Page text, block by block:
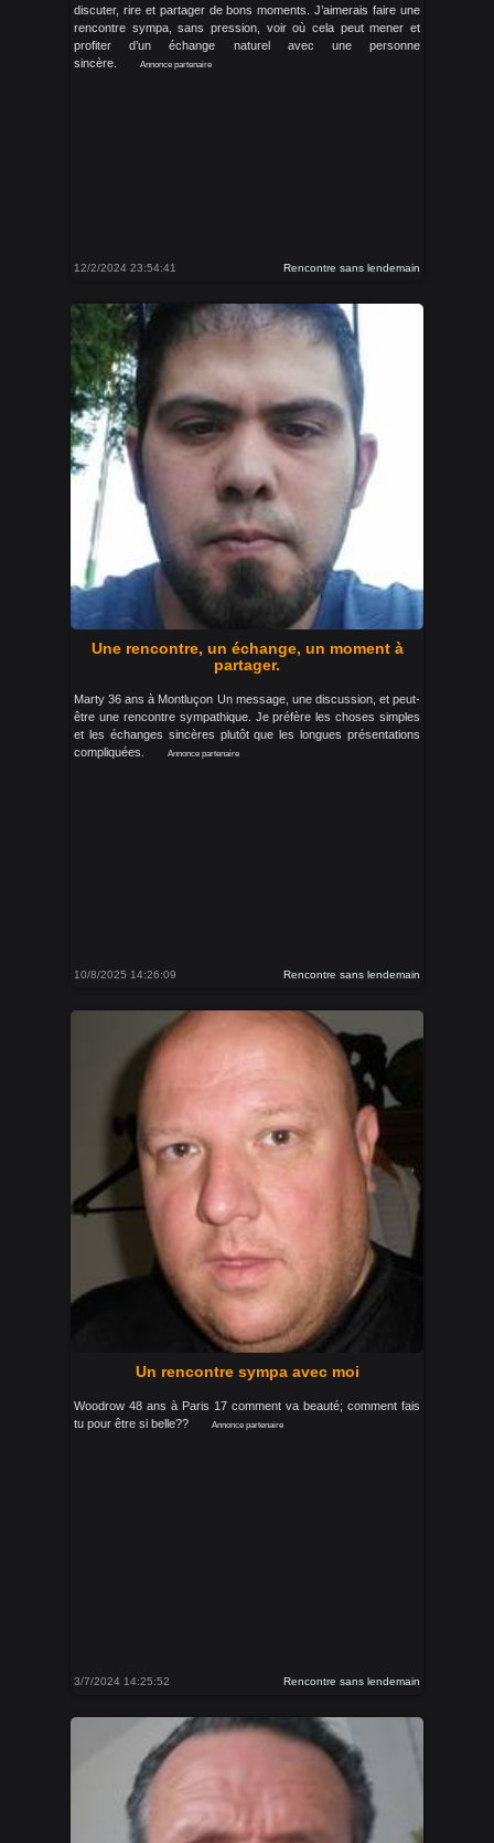
discuter, rire et partager de bons moments. J’aimerais faire une
rencontre sympa, sans pression, voir où cela peut mener et
profiter d’un échange naturel avec une personne
sincère.
Annonce partenaire
12/2/2024 23:54:41 Rencontre sans lendemain
Une rencontre, un échange, un moment à
partager.
Marty 36 ans à Montluçon Un message, une discussion, et peut-
être une rencontre sympathique. Je préfère les choses simples
et les échanges sincères plutôt que les longues présentations
compliquées.
Annonce partenaire
10/8/2025 14:26:09 Rencontre sans lendemain
Un rencontre sympa avec moi
Woodrow 48 ans à Paris 17 comment va beauté; comment fais
tu pour être si belle??
Annonce partenaire
3/7/2024 14:25:52 Rencontre sans lendemain